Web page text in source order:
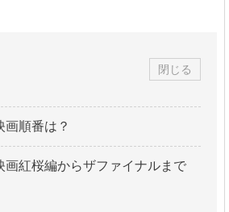
閉じる
画順番は？
画紅桜編からザファイナルまで